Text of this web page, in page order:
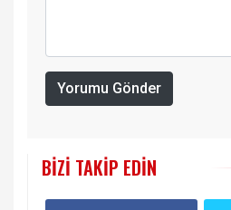
Yorumu Gönder
BIZI TAKIP EDIN